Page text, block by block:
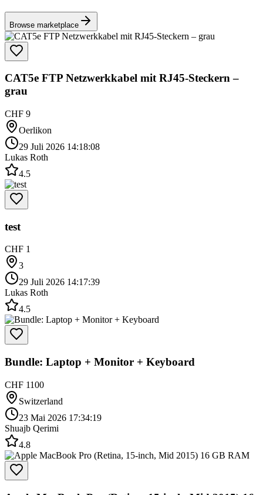
Browse marketplace
CAT5e FTP Netzwerkkabel mit RJ45-Steckern –
grau
CHF 9
Oerlikon
29 Juli 2026 14:18:08
Lukas Roth
4.5
test
CHF 1
3
29 Juli 2026 14:17:39
Lukas Roth
4.5
Bundle: Laptop + Monitor + Keyboard
CHF 1100
Switzerland
23 Mai 2026 17:34:19
Shuajb Qerimi
4.8